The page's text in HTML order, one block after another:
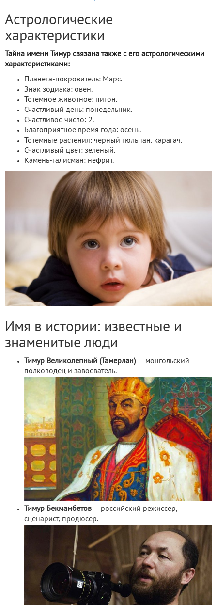
Астрологические
характеристики
Тайна имени Тимур связана также с его астрологическими
характеристиками:
Планета-покровитель: Марс.
Знак зодиака: овен.
Тотемное животное: питон.
Счастливый день: понедельник.
Счастливое число: 2.
Благоприятное время года: осень.
Тотемные растения: черный тюльпан, карагач.
Счастливый цвет: зеленый.
Камень-талисман: нефрит.
Имя в истории: известные и
знаменитые люди
Тимур Великолепный (Тамерлан) — монгольский
полководец и завоеватель.
Тимур Бекмамбетов — российский режиссер,
сценарист, продюсер.